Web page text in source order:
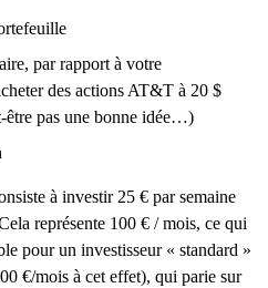
par rapport à votre
des actions AT&T à 20 $
être pas une bonne idée…)
à investir 25 € par semaine
représente 100 € / mois, ce qui
pour un investisseur « standard »
€/mois à cet effet), qui parie sur